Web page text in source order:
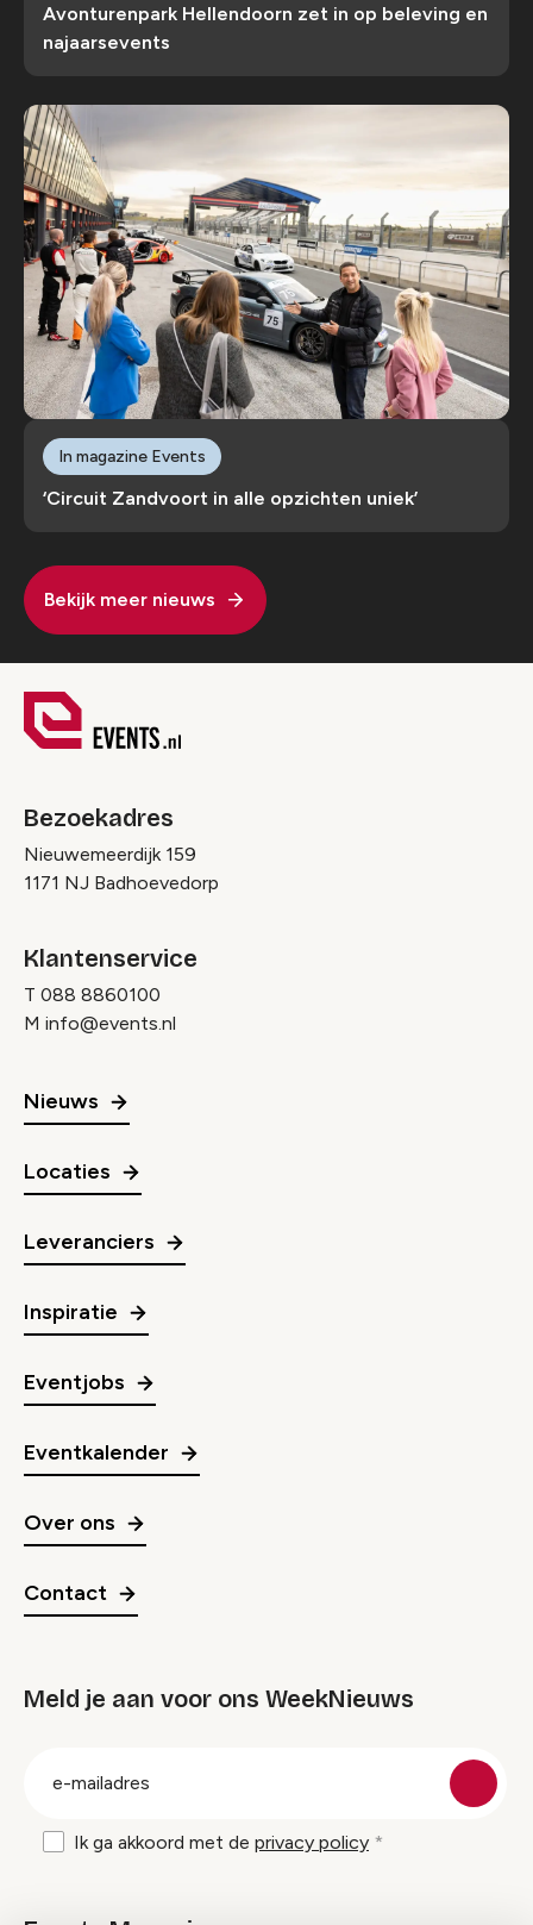
Avonturenpark Hellendoorn zet in op beleving en
najaarsevents
‘Circuit Zandvoort in alle opzichten uniek’
In magazine Events
Bekijk meer nieuws
Bezoekadres
Nieuwemeerdijk 159
1171 NJ Badhoevedorp
Klantenservice
T 088 8860100
M info@events.nl
Nieuws
Locaties
Leveranciers
Inspiratie
Eventjobs
Eventkalender
Over ons
Contact
Meld je aan voor ons WeekNieuws
Ik ga akkoord met de privacy policy